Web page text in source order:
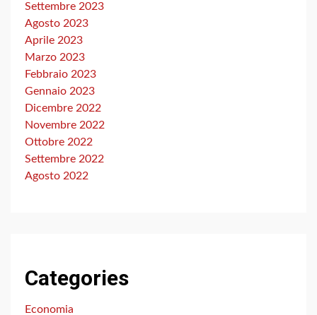
Settembre 2023
Agosto 2023
Aprile 2023
Marzo 2023
Febbraio 2023
Gennaio 2023
Dicembre 2022
Novembre 2022
Ottobre 2022
Settembre 2022
Agosto 2022
Categories
Economia